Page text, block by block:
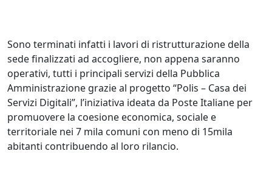
Sono terminati infatti i lavori di ristrutturazione della
sede finalizzati ad accogliere, non appena saranno
operativi, tutti i principali servizi della Pubblica
Amministrazione grazie al progetto “Polis – Casa dei
Servizi Digitali”, l’iniziativa ideata da Poste Italiane per
promuovere la coesione economica, sociale e
territoriale nei 7 mila comuni con meno di 15mila
abitanti contribuendo al loro rilancio.